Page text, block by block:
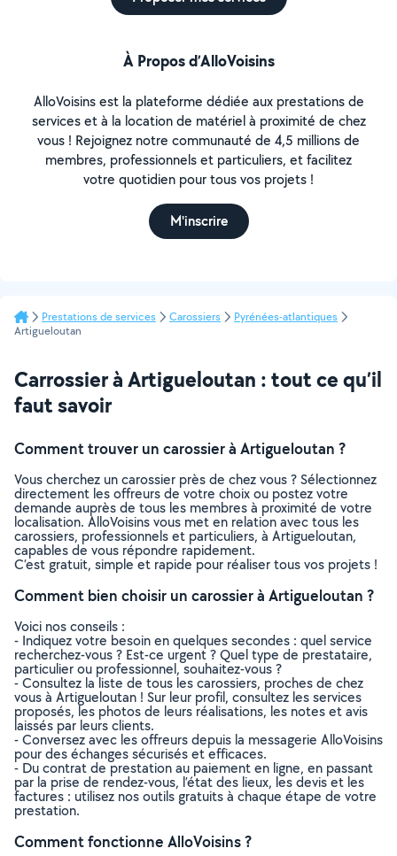
À Propos d’AlloVoisins
AlloVoisins est la plateforme dédiée aux prestations de
services et à la location de matériel à proximité de chez
vous ! Rejoignez notre communauté de 4,5 millions de
membres, professionnels et particuliers, et facilitez
votre quotidien pour tous vos projets !
M'inscrire
Prestations de services Carossiers
Pyrénées-atlantiques
Artigueloutan
Carrossier à Artigueloutan : tout ce qu’il
faut savoir
Comment trouver un carossier à Artigueloutan ?
Vous cherchez un carossier près de chez vous ? Sélectionnez
directement les offreurs de votre choix ou postez votre
demande auprès de tous les membres à proximité de votre
localisation. AlloVoisins vous met en relation avec tous les
carossiers, professionnels et particuliers, à Artigueloutan,
capables de vous répondre rapidement.
C’est gratuit, simple et rapide pour réaliser tous vos projets !
Comment bien choisir un carossier à Artigueloutan ?
Voici nos conseils :
- Indiquez votre besoin en quelques secondes : quel service
recherchez-vous ? Est-ce urgent ? Quel type de prestataire,
particulier ou professionnel, souhaitez-vous ?
- Consultez la liste de tous les carossiers, proches de chez
vous à Artigueloutan ! Sur leur profil, consultez les services
proposés, les photos de leurs réalisations, les notes et avis
laissés par leurs clients.
- Conversez avec les offreurs depuis la messagerie AlloVoisins
pour des échanges sécurisés et efficaces.
- Du contrat de prestation au paiement en ligne, en passant
par la prise de rendez-vous, l’état des lieux, les devis et les
factures : utilisez nos outils gratuits à chaque étape de votre
prestation.
Comment fonctionne AlloVoisins ?